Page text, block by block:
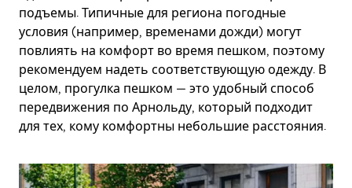
подъемы. Типичные для региона погодные
условия (например, временами дожди) могут
повлиять на комфорт во время пешком, поэтому
рекомендуем надеть соответствующую одежду. В
целом, прогулка пешком — это удобный способ
передвижения по Арнольду, который подходит
для тех, кому комфортны небольшие расстояния.